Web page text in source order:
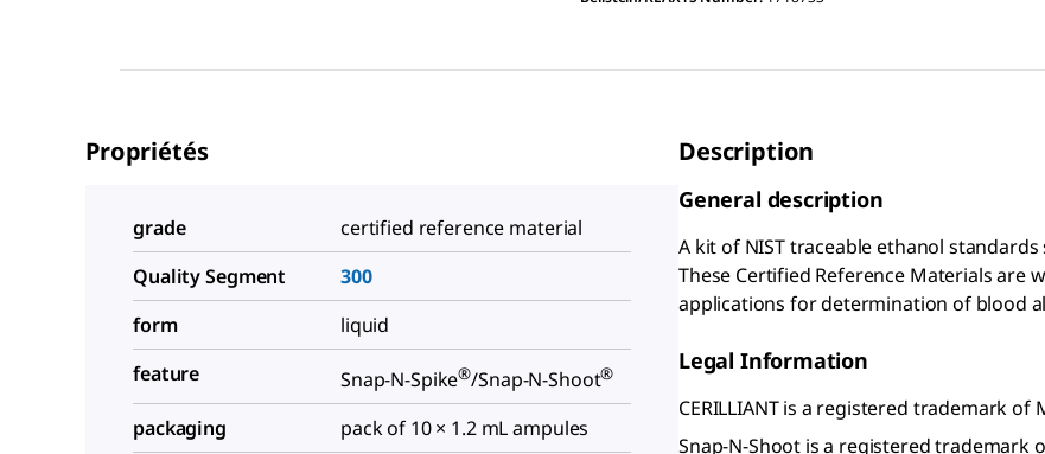
Propriétés
grade
certified reference material
Quality Segment
300
form
liquid
feature
Snap-N-Spike®/Snap-N-Shoot®
packaging
pack of 10 × 1.2 mL ampules
Description
General description
A kit of NIST traceable ethanol
These Certified Reference Materials are
applications for determination of blood
Legal Information
CERILLIANT is a registered trademark of
Snap-N-Shoot is a registered trademark